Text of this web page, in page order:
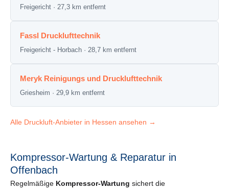
Freigericht · 27,3 km entfernt
Fassl Drucklufttechnik
Freigericht - Horbach · 28,7 km entfernt
Meryk Reinigungs und Drucklufttechnik
Griesheim · 29,9 km entfernt
Alle Druckluft-Anbieter in Hessen ansehen →
Kompressor-Wartung & Reparatur in
Offenbach
Regelmäßige Kompressor-Wartung sichert die